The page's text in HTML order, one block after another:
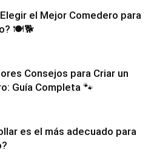
el Mejor Comedero para
🍽️🐕
Consejos para Criar un
Guía Completa 🐾
es el más adecuado para